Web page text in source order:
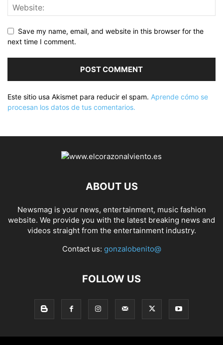
Save my name, email, and website in this browser for the
next time I comment.
Este sitio usa Akismet para reducir el spam. Aprende cómo se
procesan los datos de tus comentarios.
ABOUT US
Newsmag is your news, entertainment, music fashion
website. We provide you with the latest breaking news and
videos straight from the entertainment industry.
Contact us: gonzalobenito@
FOLLOW US